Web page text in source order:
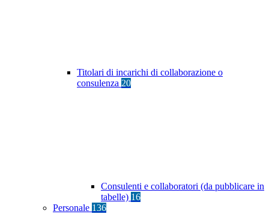
Titolari di incarichi di collaborazione o
consulenza 20
Consulenti e collaboratori (da pubblicare in
tabelle) 16
Personale 136